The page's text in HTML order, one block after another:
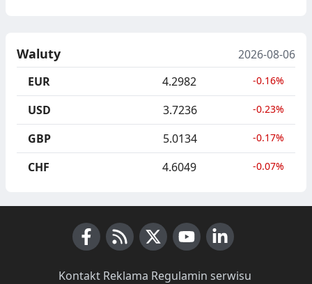
Waluty
2026-08-06
EUR
4.2982 -0.16%
USD 3.7236 -0.23%
GBP 5.0134 -0.17%
CHF 4.6049 -0.07%
Kontakt· Reklama Regulamin serwisu